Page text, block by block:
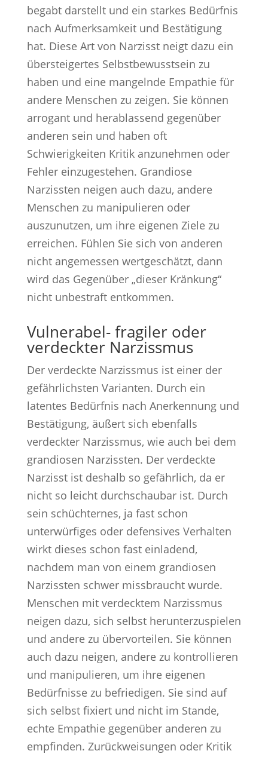
begabt darstellt und ein starkes Bedürfnis
nach Aufmerksamkeit und Bestätigung
hat. Diese Art von Narzisst neigt dazu ein
übersteigertes Selbstbewusstsein zu
haben und eine mangelnde Empathie für
andere Menschen zu zeigen. Sie können
arrogant und herablassend gegenüber
anderen sein und haben oft
Schwierigkeiten Kritik anzunehmen oder
Fehler einzugestehen. Grandiose
Narzissten neigen auch dazu, andere
Menschen zu manipulieren oder
auszunutzen, um ihre eigenen Ziele zu
erreichen. Fühlen Sie sich von anderen
nicht angemessen wertgeschätzt, dann
wird das Gegenüber „dieser Kränkung“
nicht unbestraft entkommen.
Vulnerabel- fragiler oder
verdeckter Narzissmus
Der verdeckte Narzissmus ist einer der
gefährlichsten Varianten. Durch ein
latentes Bedürfnis nach Anerkennung und
Bestätigung, äußert sich ebenfalls
verdeckter Narzissmus, wie auch bei dem
grandiosen Narzissten. Der verdeckte
Narzisst ist deshalb so gefährlich, da er
nicht so leicht durchschaubar ist. Durch
sein schüchternes, ja fast schon
unterwürfiges oder defensives Verhalten
wirkt dieses schon fast einladend,
nachdem man von einem grandiosen
Narzissten schwer missbraucht wurde.
Menschen mit verdecktem Narzissmus
neigen dazu, sich selbst herunterzuspielen
und andere zu übervorteilen. Sie können
auch dazu neigen, andere zu kontrollieren
und manipulieren, um ihre eigenen
Bedürfnisse zu befriedigen. Sie sind auf
sich selbst fixiert und nicht im Stande,
echte Empathie gegenüber anderen zu
empfinden. Zurückweisungen oder Kritik